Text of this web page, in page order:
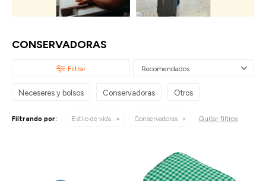
CONSERVADORAS
Recomendados
Neceseres y bolsos Conservadoras Otros
Filtrando por: Estilo de vida Conservadoras Quitar filtros